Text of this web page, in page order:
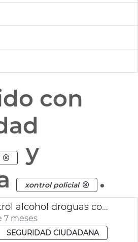
con
y
xontrol policial .
Campaña control alcohol droguas comidas empresa Navidad
7 meses
SEGURIDAD CIUDADANA